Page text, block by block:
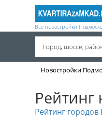
Все новостройки
Город, шоссе,
Новостройки
Рейтинг
Рейтинг